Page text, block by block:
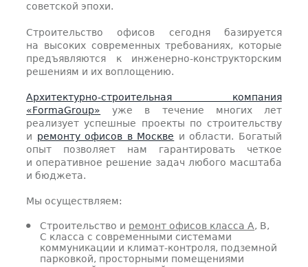
советской эпохи.
Строительство офисов сегодня базируется
на высоких современных требованиях, которые
предъявляются к инженерно-конструкторским
решениям и их воплощению.
Архитектурно-строительная компания
«FormaGroup» уже в течение многих лет
реализует успешные проекты по строительству
и ремонту офисов в Москве и области. Богатый
опыт позволяет нам гарантировать четкое
и оперативное решение задач любого масштаба
и бюджета.
Мы осуществляем:
Строительство и ремонт офисов класса А, В,
С класса с современными системами
коммуникации и климат-контроля, подземной
парковкой, просторными помещениями